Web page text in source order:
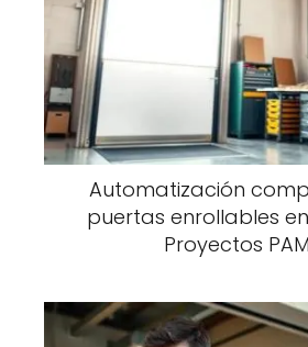
Automatización
puertas enrollables
Proyectos